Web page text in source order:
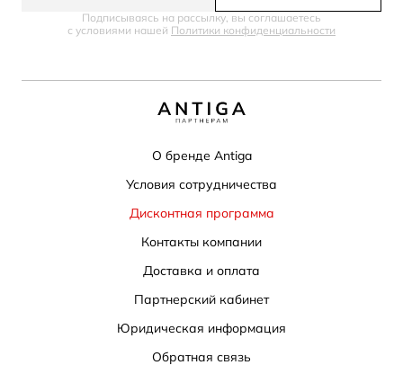
Подписываясь на рассылку, вы соглашаетесь
с условиями нашей Политики конфиденциальности
О бренде Antiga
Условия сотрудничества
Дисконтная программа
Контакты компании
Доставка и оплата
Партнерский кабинет
Юридическая информация
Обратная связь